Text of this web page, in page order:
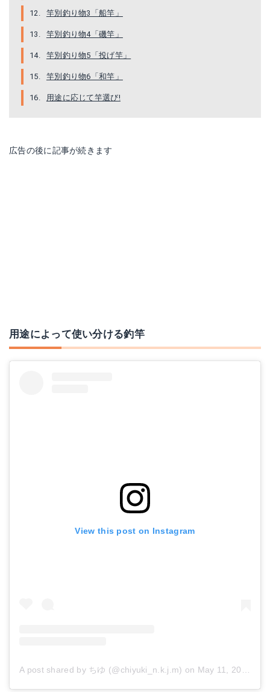
竿別釣り物3「船竿」
竿別釣り物4「磯竿」
竿別釣り物5「投げ竿」
竿別釣り物6「和竿」
用途に応じて竿選び!
広告の後に記事が続きます
楽天で詳細を見る
用途によって使い分ける釣竿
View this post on Instagram
A post shared by ちゆ (@chiyuki_n.k.j.m) on May 11, 2018 at 3:56pm PDT